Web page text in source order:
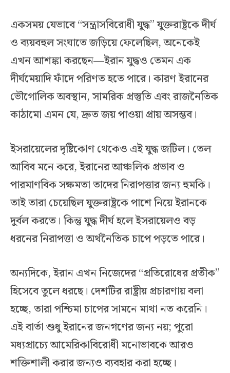
একসময় যেভাবে “সন্ত্রাসবিরোধী যুদ্ধ” যুক্তরাষ্ট্রকে দীর্ঘ
ও ব্যয়বহুল সংঘাতে জড়িয়ে ফেলেছিল, অনেকেই
এখন আশঙ্কা করছেন—ইরান যুদ্ধও তেমন এক
দীর্ঘমেয়াদি ফাঁদে পরিণত হতে পারে। কারণ ইরানের
ভৌগোলিক অবস্থান, সামরিক প্রস্তুতি এবং রাজনৈতিক
কাঠামো এমন যে, দ্রুত জয় পাওয়া প্রায় অসম্ভব।
ইসরায়েলের দৃষ্টিকোণ থেকেও এই যুদ্ধ জটিল। তেল
আবিব মনে করে, ইরানের আঞ্চলিক প্রভাব ও
পারমাণবিক সক্ষমতা তাদের নিরাপত্তার জন্য হুমকি।
তাই তারা চেয়েছিল যুক্তরাষ্ট্রকে পাশে নিয়ে ইরানকে
দুর্বল করতে। কিন্তু যুদ্ধ দীর্ঘ হলে ইসরায়েলও বড়
ধরনের নিরাপত্তা ও অর্থনৈতিক চাপে পড়তে পারে।
অন্যদিকে, ইরান এখন নিজেদের “প্রতিরোধের প্রতীক”
হিসেবে তুলে ধরছে। দেশটির রাষ্ট্রীয় প্রচারণায় বলা
হচ্ছে, তারা পশ্চিমা চাপের সামনে মাথা নত করেনি।
এই বার্তা শুধু ইরানের জনগণের জন্য নয়; পুরো
মধ্যপ্রাচ্যে আমেরিকাবিরোধী মনোভাবকে আরও
শক্তিশালী করার জন্যও ব্যবহার করা হচ্ছে।